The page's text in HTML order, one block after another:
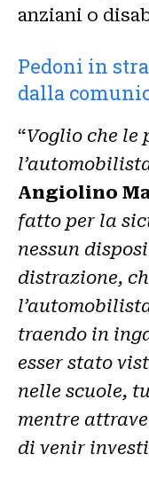
anziani o
Pedoni in
dalla
“Voglio che le
Angiolino
fatto per la
nessun
distrazione,
traendo in
esser stato
nelle scuole,
mentre
di venir